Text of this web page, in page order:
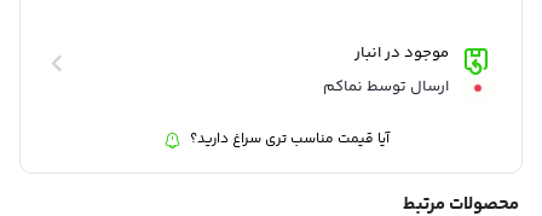
موجود در انبار
ارسال توسط نماکم
آیا قیمت مناسب تری سراغ دارید؟
محصولات مرتبط